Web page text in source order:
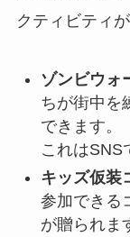
クティビティ
ゾンビウォ
ちが街中を
できます。
これはSNS
キッズ仮装
参加できる
が贈られま